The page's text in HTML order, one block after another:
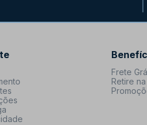
Frete
Retire